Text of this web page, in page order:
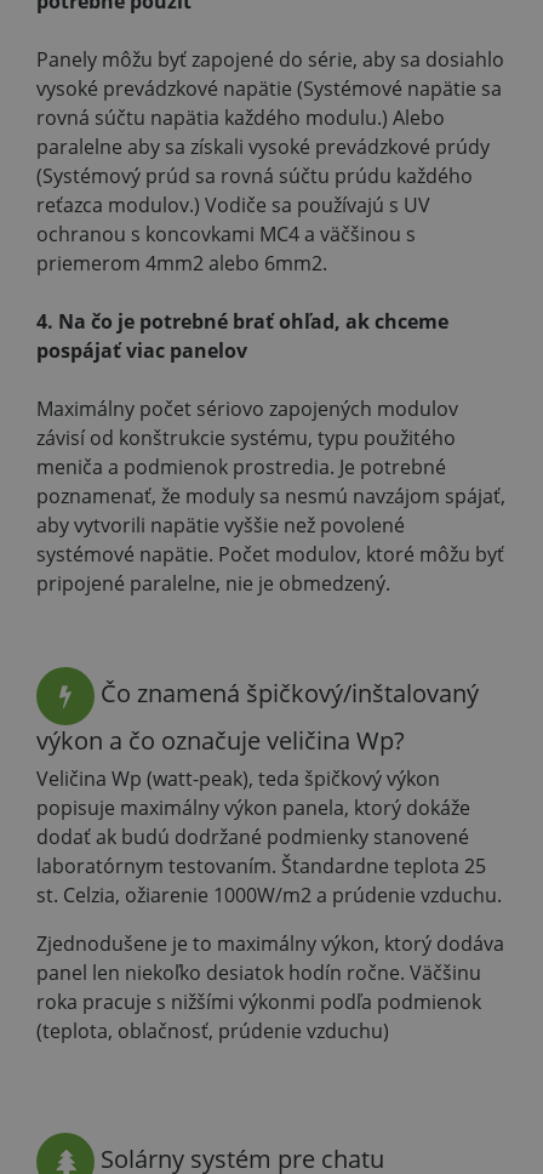
Panely môžu byť zapojené do série, aby sa dosiahlo
vysoké prevádzkové napätie (Systémové napätie sa
rovná súčtu napätia každého modulu.) Alebo
paralelne aby sa získali vysoké prevádzkové prúdy
(Systémový prúd sa rovná súčtu prúdu každého
reťazca modulov.) Vodiče sa používajú s UV
ochranou s koncovkami MC4 a väčšinou s
priemerom 4mm2 alebo 6mm2.
4. Na čo je potrebné brať ohľad, ak chceme
pospájať viac panelov
Maximálny počet sériovo zapojených modulov
závisí od konštrukcie systému, typu použitého
meniča a podmienok prostredia. Je potrebné
poznamenať, že moduly sa nesmú navzájom spájať,
aby vytvorili napätie vyššie než povolené
systémové napätie. Počet modulov, ktoré môžu byť
pripojené paralelne, nie je obmedzený.
Čo znamená špičkový/inštalovaný
výkon a čo označuje veličina Wp?
Veličina Wp (watt-peak), teda špičkový výkon
popisuje maximálny výkon panela, ktorý dokáže
dodať ak budú dodržané podmienky stanovené
laboratórnym testovaním. Štandardne teplota 25
st. Celzia, ožiarenie 1000W/m2 a prúdenie vzduchu.
Zjednodušene je to maximálny výkon, ktorý dodáva
panel len niekoľko desiatok hodín ročne. Väčšinu
roka pracuje s nižšími výkonmi podľa podmienok
(teplota, oblačnosť, prúdenie vzduchu)
Solárny systém pre chatu